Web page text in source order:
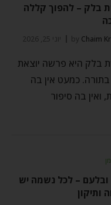
בלק – להפוך קללה
by Chaim יוני 25, 2026
בלק היא פרשה יוצאת
בתורה. כמעט אין בה
ואין בה סיפור
– לכל נשמה יש
ותיקון